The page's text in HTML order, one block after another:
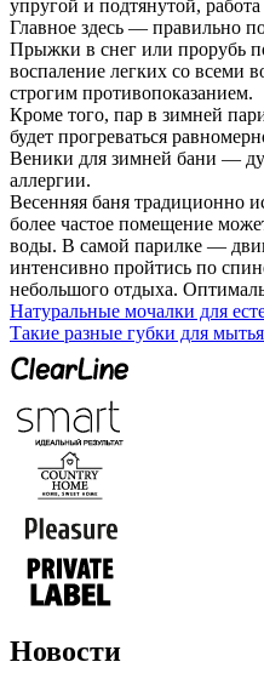
упругой и подтянутой,
Главное здесь — правильно
Прыжки в снег или прорубь
воспаление легких со всеми
строгим противопоказанием.
Кроме того, пар в зимней
будет прогреваться
Веники для зимней бани —
аллергии.
Весенняя баня традиционно
более частое помещение
воды. В самой парилке —
интенсивно пройтись по
небольшого отдыха.
Натуральные мочалки для
Такие разные губки для
Новости